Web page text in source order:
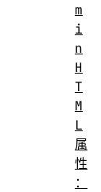
m
i
n
H
T
M
L
属
性
：